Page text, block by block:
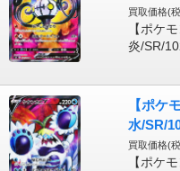
買取価格(
【ポケ
炎/SR/
【ポケ
水/SR/
買取価格(
【ポケ